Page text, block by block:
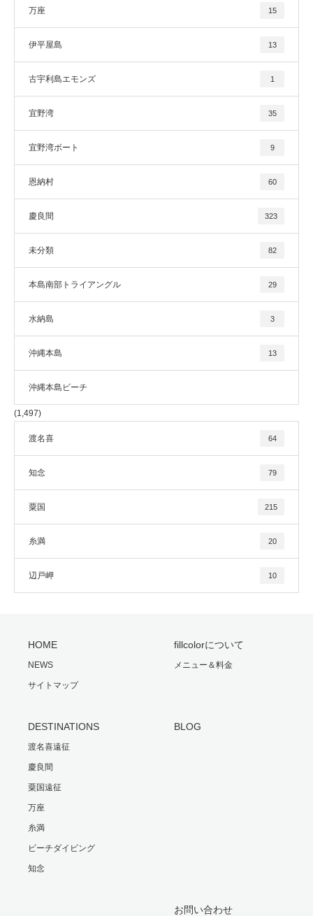
万座 15
伊平屋島 13
古宇利島エモンズ 1
宜野湾 35
宜野湾ボート 9
恩納村 60
慶良間 323
未分類 82
本島南部トライアングル 29
水納島 3
沖縄本島 13
沖縄本島ビーチ
(1,497)
渡名喜 64
知念 79
粟国 215
糸満 20
辺戸岬 10
HOME
NEWS
サイトマップ
fillcolorについて
メニュー＆料金
DESTINATIONS
渡名喜遠征
慶良間
粟国遠征
万座
糸満
ビーチダイビング
知念
BLOG
お問い合わせ